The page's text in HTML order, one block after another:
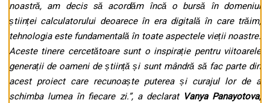
noastră, am decis să acordăm încă o bursă în domeniul
științei calculatorului deoarece în era digitală în care trăim,
tehnologia este fundamentală în toate aspectele vieții noastre.
Aceste tinere cercetătoare sunt o inspirație pentru viitoarele
generații de oameni de știință și sunt mândră să fac parte din
acest proiect care recunoaște puterea și curajul lor de a
schimba lumea în fiecare zi.”, a declarat Vanya Panayotova,